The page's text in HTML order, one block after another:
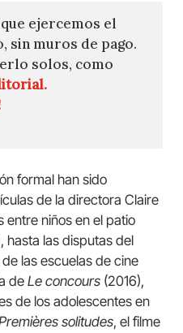
ejercemos el
sin muros de pago.
solos, como
formal han sido
de la directora Claire
entre niños en el patio
hasta las disputas del
las escuelas de cine
deLe concours (2016),
de los adolescentes en
solitudes, el filme